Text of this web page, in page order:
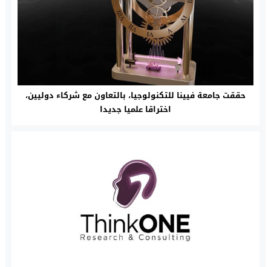
حققت جامعة فيينا للتكنولوجيا، بالتعاون مع شركاء دوليين،
اختراقا علميا جديدا